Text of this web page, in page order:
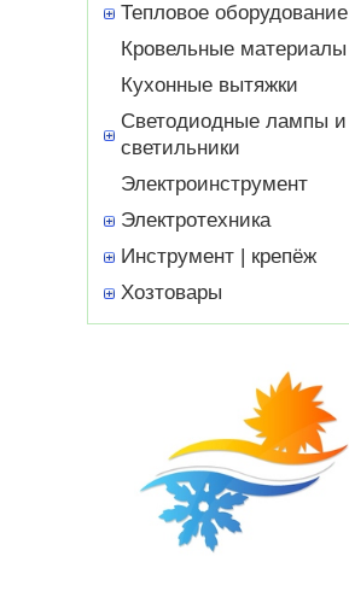
Тепловое оборудование
Кровельные материалы
Кухонные вытяжки
Светодиодные лампы и
светильники
Электроинструмент
Электротехника
Инструмент | крепёж
Хозтовары